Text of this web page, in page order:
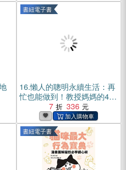
書紐電子書
16.懶人的聰明永續生活：再
忙也能做到！教授媽媽的42
個低碳選擇(電子書)
7 336
書紐電子書